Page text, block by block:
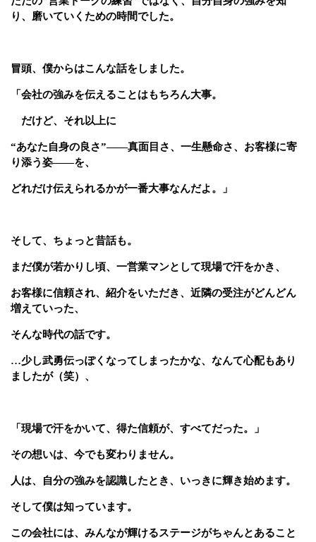
り、磨いていくための時間でした。
冒頭、僕からはこんな話をしました。
「 会社の強みを伝えることはもちろん大事。
だけど、それ以上に
“あなた自身の良さ”――真面目さ、一生懸命さ、お客様に寄
り添う姿――を、
どれだけ伝えられるかが一番大事なんだよ。」
そして、ちょっと昔話も。
まだ僕が若かりし頃、一営業マンとして現場で汗をかき、
お客様に信頼され、紹介をいただき、近隣の受注がどんどん
増えていった、
そんな時代の話です。
…少し武勇伝っぽくなってしまったかな、なんて心配もあり
ましたが（笑）、
「現場で汗をかいて、得た信頼が、すべてだった。」
その想いは、今でも変わりません。
人は、自分の強みを認識したとき、いっきに輝き始めます。
そして僕は知っています。
この会社には、みんなが輝けるステージがちゃんとあること